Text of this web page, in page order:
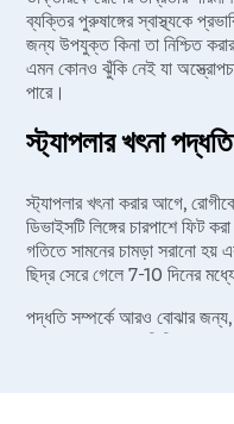
ব্যক্তির পুরুষাঙ্গের স্বাস্থ্যকে
জন্য উপযুক্ত কিনা তা নিশ্চিত
এমন কোনও ঝুঁকি নেই যা
পারে।
স্ট্যাপলার খৎনা পদ্ধতি
স্ট্যাপলার খৎনা করার আগে,
ডিভাইসটি লিঙ্গের চারপাশে ফিট
গতিতে সামনের চামড়া সরানো হয়
ছিদ্র সেরে গেলে 7-10 দিনের
পদ্ধতি সম্পর্কে আরও বোঝার জন্য,
করতে পারেন এবং মেডিনিপুর-এর